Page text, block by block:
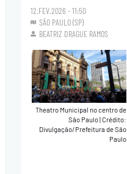
12.FEV.2026 - 11:50
SÃO PAULO (SP)
BEATRIZ DRAGUE RAMOS
Theatro Municipal no centro de
São Paulo Crédito:
Divulgação/Prefeitura de São
Paulo